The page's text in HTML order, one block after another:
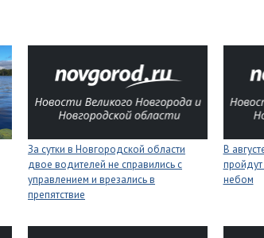
За сутки в Новгородской области
двое водителей не справились с
управлением и врезались в
препятствие
В
небом